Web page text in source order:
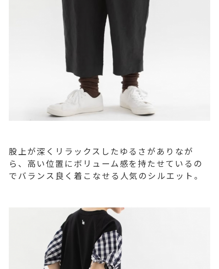
股上が深くリラックスしたゆるさがありなが
ら、高い位置にボリューム感を持たせているの
でバランス良く着こなせる人気のシルエット。